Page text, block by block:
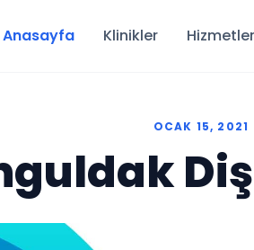
Anasayfa Klinikler Hizmetler
OCAK 15, 2021